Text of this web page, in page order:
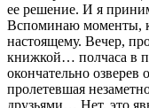
ее решение. И я
Вспоминаю моменты,
настоящему. Вечер,
книжкой… полчаса в
окончательно
пролетевшая
друзьями… Нет, это